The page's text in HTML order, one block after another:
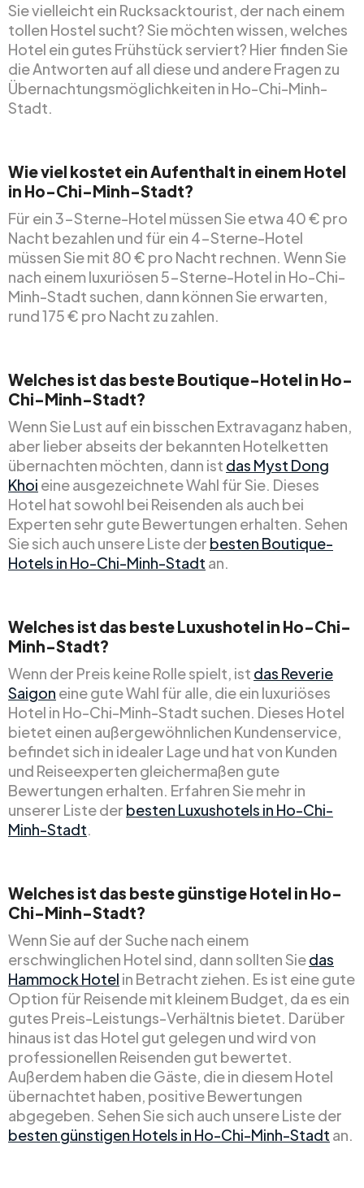
Sie vielleicht ein Rucksacktourist, der nach einem
tollen Hostel sucht? Sie möchten wissen, welches
Hotel ein gutes Frühstück serviert? Hier finden Sie
die Antworten auf all diese und andere Fragen zu
Übernachtungsmöglichkeiten in Ho-Chi-Minh-
Stadt.
Wie viel kostet ein Aufenthalt in einem Hotel
in Ho-Chi-Minh-Stadt?
Für ein 3-Sterne-Hotel müssen Sie etwa 40 € pro
Nacht bezahlen und für ein 4-Sterne-Hotel
müssen Sie mit 80 € pro Nacht rechnen. Wenn Sie
nach einem luxuriösen 5-Sterne-Hotel in Ho-Chi-
Minh-Stadt suchen, dann können Sie erwarten,
rund 175 € pro Nacht zu zahlen.
Welches ist das beste Boutique-Hotel in Ho-
Chi-Minh-Stadt?
Wenn Sie Lust auf ein bisschen Extravaganz haben,
aber lieber abseits der bekannten Hotelketten
übernachten möchten, dann ist das Myst Dong
Khoi eine ausgezeichnete Wahl für Sie. Dieses
Hotel hat sowohl bei Reisenden als auch bei
Experten sehr gute Bewertungen erhalten. Sehen
Sie sich auch unsere Liste der besten Boutique-
Hotels in Ho-Chi-Minh-Stadt an.
Welches ist das beste Luxushotel in Ho-Chi-
Minh-Stadt?
Wenn der Preis keine Rolle spielt, ist das Reverie
Saigon eine gute Wahl für alle, die ein luxuriöses
Hotel in Ho-Chi-Minh-Stadt suchen. Dieses Hotel
bietet einen außergewöhnlichen Kundenservice,
befindet sich in idealer Lage und hat von Kunden
und Reiseexperten gleichermaßen gute
Bewertungen erhalten. Erfahren Sie mehr in
unserer Liste der besten Luxushotels in Ho-Chi-
Minh-Stadt.
Welches ist das beste günstige Hotel in Ho-
Chi-Minh-Stadt?
Wenn Sie auf der Suche nach einem
erschwinglichen Hotel sind, dann sollten Siedas
Hammock Hotel in Betracht ziehen. Es ist eine gute
Option für Reisende mit kleinem Budget, da es ein
gutes Preis-Leistungs-Verhältnis bietet. Darüber
hinaus ist das Hotel gut gelegen und wird von
professionellen Reisenden gut bewertet.
Außerdem haben die Gäste, die in diesem Hotel
übernachtet haben, positive Bewertungen
abgegeben. Sehen Sie sich auch unsere Liste der
besten günstigen Hotels in Ho-Chi-Minh-Stadt an.